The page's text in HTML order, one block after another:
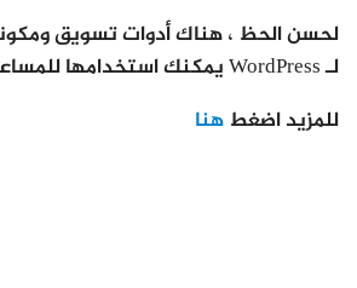
لحسن الحظ ، هناك أدوات تسويق
لـ WordPress يمكنك استخدامها للمساعدة في الإدارة.
للمزيد اضغط هنا